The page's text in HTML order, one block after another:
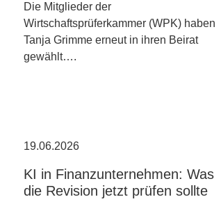
Die Mitglieder der
Wirtschaftsprüferkammer (WPK) haben
Tanja Grimme erneut in ihren Beirat
gewählt….
19.06.2026
KI in Finanzunternehmen: Was
die Revision jetzt prüfen sollte